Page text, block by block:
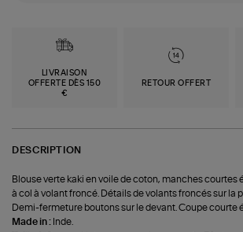
LIVRAISON
OFFERTE DÈS 150
€
RETOUR OFFERT
DESCRIPTION
Blouse verte kaki en voile de coton, manches courtes
à col à volant froncé. Détails de volants froncés sur la
Demi-fermeture boutons sur le devant. Coupe courte
Made in : Inde.